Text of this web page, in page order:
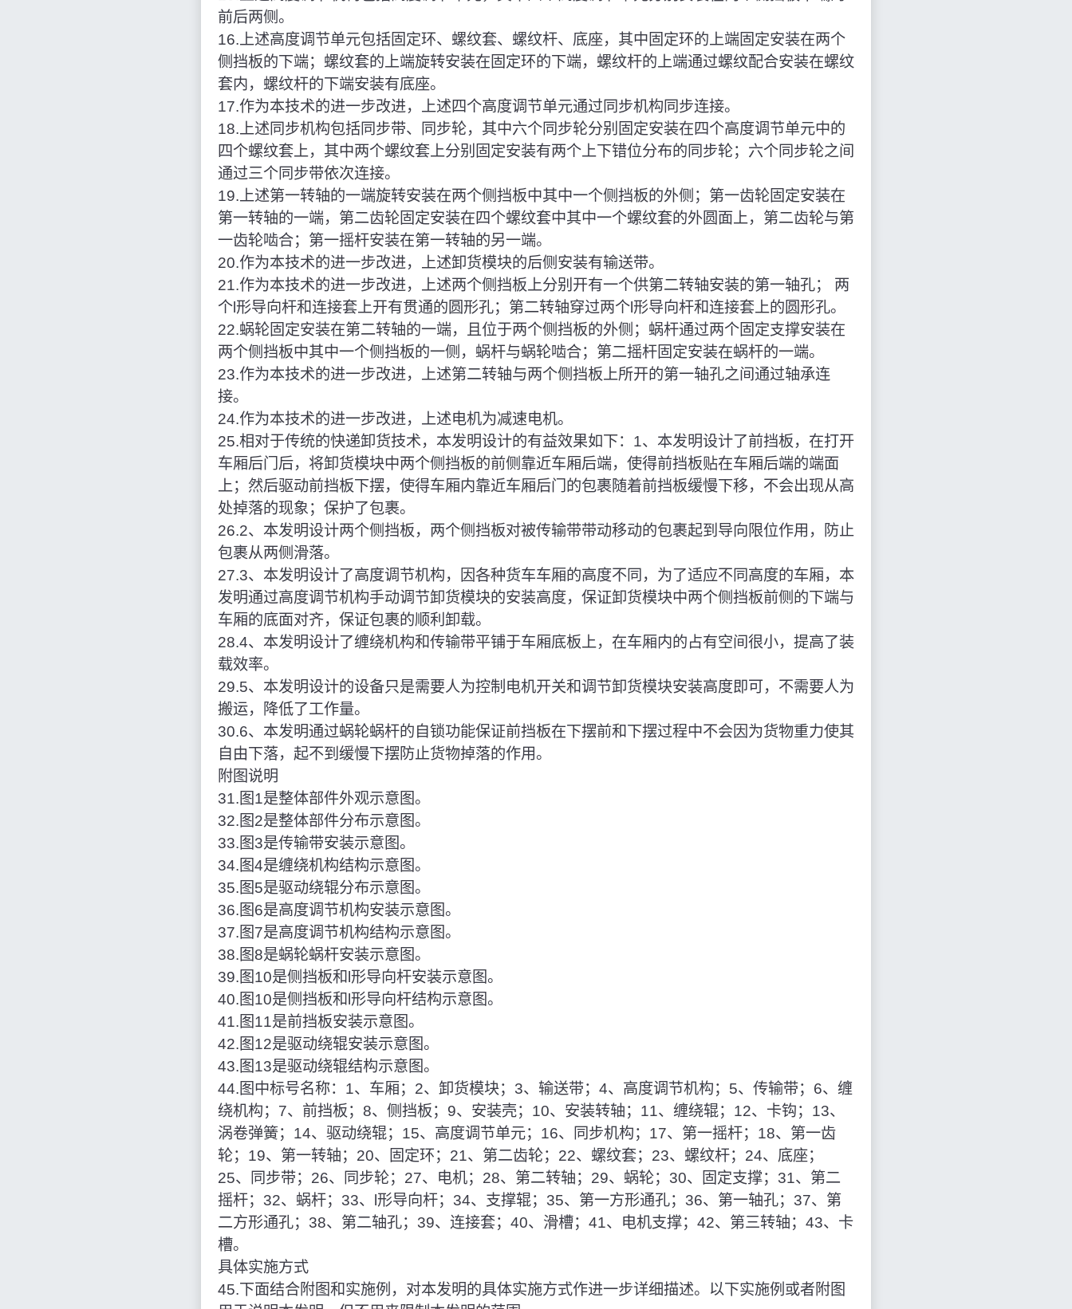
前后两侧。
16.上述高度调节单元包括固定环、螺纹套、螺纹杆、底座，其中固定环的上端固定安装在两个
侧挡板的下端；螺纹套的上端旋转安装在固定环的下端，螺纹杆的上端通过螺纹配合安装在螺纹
套内，螺纹杆的下端安装有底座。
17.作为本技术的进一步改进，上述四个高度调节单元通过同步机构同步连接。
18.上述同步机构包括同步带、同步轮，其中六个同步轮分别固定安装在四个高度调节单元中的
四个螺纹套上，其中两个螺纹套上分别固定安装有两个上下错位分布的同步轮；六个同步轮之间
通过三个同步带依次连接。
19.上述第一转轴的一端旋转安装在两个侧挡板中其中一个侧挡板的外侧；第一齿轮固定安装在
第一转轴的一端，第二齿轮固定安装在四个螺纹套中其中一个螺纹套的外圆面上，第二齿轮与第
一齿轮啮合；第一摇杆安装在第一转轴的另一端。
20.作为本技术的进一步改进，上述卸货模块的后侧安装有输送带。
21.作为本技术的进一步改进，上述两个侧挡板上分别开有一个供第二转轴安装的第一轴孔； 两
个l形导向杆和连接套上开有贯通的圆形孔；第二转轴穿过两个l形导向杆和连接套上的圆形孔。
22.蜗轮固定安装在第二转轴的一端，且位于两个侧挡板的外侧；蜗杆通过两个固定支撑安装在
两个侧挡板中其中一个侧挡板的一侧，蜗杆与蜗轮啮合；第二摇杆固定安装在蜗杆的一端。
23.作为本技术的进一步改进，上述第二转轴与两个侧挡板上所开的第一轴孔之间通过轴承连
接。
24.作为本技术的进一步改进，上述电机为减速电机。
25.相对于传统的快递卸货技术，本发明设计的有益效果如下：1、本发明设计了前挡板，在打开
车厢后门后，将卸货模块中两个侧挡板的前侧靠近车厢后端，使得前挡板贴在车厢后端的端面
上；然后驱动前挡板下摆，使得车厢内靠近车厢后门的包裹随着前挡板缓慢下移，不会出现从高
处掉落的现象；保护了包裹。
26.2、本发明设计两个侧挡板，两个侧挡板对被传输带带动移动的包裹起到导向限位作用，防止
包裹从两侧滑落。
27.3、本发明设计了高度调节机构，因各种货车车厢的高度不同，为了适应不同高度的车厢，本
发明通过高度调节机构手动调节卸货模块的安装高度，保证卸货模块中两个侧挡板前侧的下端与
车厢的底面对齐，保证包裹的顺利卸载。
28.4、本发明设计了缠绕机构和传输带平铺于车厢底板上，在车厢内的占有空间很小，提高了装
载效率。
29.5、本发明设计的设备只是需要人为控制电机开关和调节卸货模块安装高度即可，不需要人为
搬运，降低了工作量。
30.6、本发明通过蜗轮蜗杆的自锁功能保证前挡板在下摆前和下摆过程中不会因为货物重力使其
自由下落，起不到缓慢下摆防止货物掉落的作用。
附图说明
31.图1是整体部件外观示意图。
32.图2是整体部件分布示意图。
33.图3是传输带安装示意图。
34.图4是缠绕机构结构示意图。
35.图5是驱动绕辊分布示意图。
36.图6是高度调节机构安装示意图。
37.图7是高度调节机构结构示意图。
38.图8是蜗轮蜗杆安装示意图。
39.图10是侧挡板和l形导向杆安装示意图。
40.图10是侧挡板和l形导向杆结构示意图。
41.图11是前挡板安装示意图。
42.图12是驱动绕辊安装示意图。
43.图13是驱动绕辊结构示意图。
44.图中标号名称：1、车厢；2、卸货模块；3、输送带；4、高度调节机构；5、传输带；6、缠
绕机构；7、前挡板；8、侧挡板；9、安装壳；10、安装转轴；11、缠绕辊；12、卡钩；13、
涡卷弹簧；14、驱动绕辊；15、高度调节单元；16、同步机构；17、第一摇杆；18、第一齿
轮；19、第一转轴；20、固定环；21、第二齿轮；22、螺纹套；23、螺纹杆；24、底座；
25、同步带；26、同步轮；27、电机；28、第二转轴；29、蜗轮；30、固定支撑；31、第二
摇杆；32、蜗杆；33、l形导向杆；34、支撑辊；35、第一方形通孔；36、第一轴孔；37、第
二方形通孔；38、第二轴孔；39、连接套；40、滑槽；41、电机支撑；42、第三转轴；43、卡
槽。
具体实施方式
45.下面结合附图和实施例，对本发明的具体实施方式作进一步详细描述。以下实施例或者附图